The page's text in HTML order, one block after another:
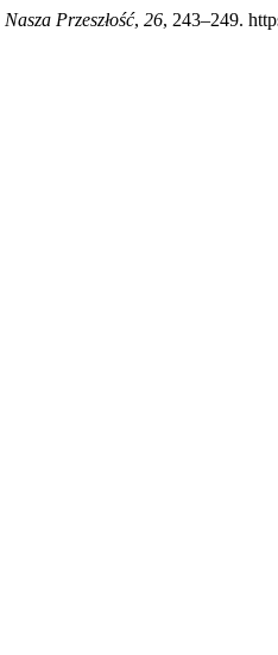
Nasza Przeszłość, 26, 243–249.